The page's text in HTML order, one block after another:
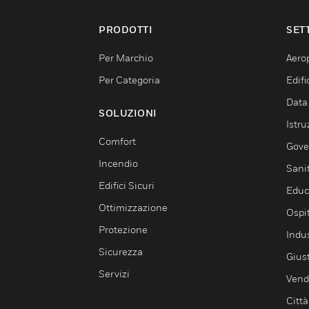
PRODOTTI
Per Marchio
Per Categoria
SOLUZIONI
Comfort
Incendio
Edifici Sicuri
Ottimizzazione
Protezione
Sicurezza
Servizi